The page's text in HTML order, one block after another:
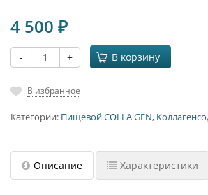
4 500 ₽
- + В корзину
В избранное
Категории: Пищевой COLLA GEN,
Описание Характеристики